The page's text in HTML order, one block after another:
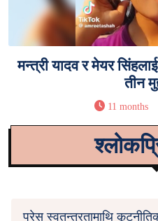
मन्त्री यादव र मेयर
तीन
11 months
प्रेस स्वतन्त्रतामाथि